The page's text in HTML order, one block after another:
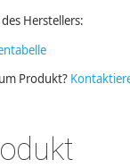
Herstellers:
Produkt?